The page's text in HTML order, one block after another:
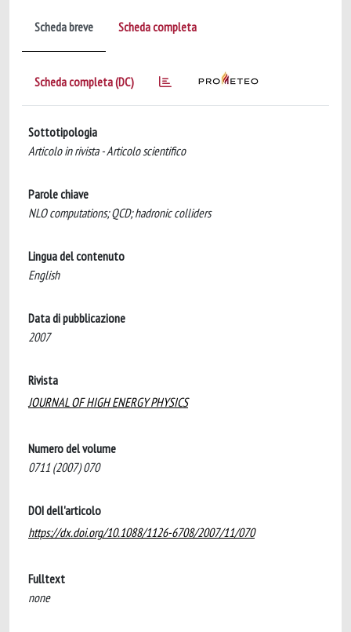
Scheda breve Scheda completa
Scheda completa (DC)
Sottotipologia
Articolo in rivista - Articolo scientifico
Parole chiave
NLO computations; QCD; hadronic colliders
Lingua del contenuto
English
Data di pubblicazione
2007
Rivista
JOURNAL OF HIGH ENERGY PHYSICS
Numero del volume
0711 (2007) 070
DOI dell'articolo
https://dx.doi.org/10.1088/1126-6708/2007/11/070
Fulltext
none